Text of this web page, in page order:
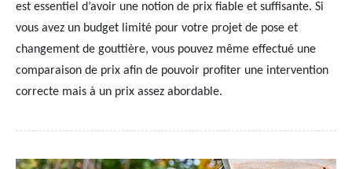
est essentiel d’avoir une notion de prix fiable et suffisante. Si
vous avez un budget limité pour votre projet de pose et
changement de gouttière, vous pouvez même effectué une
comparaison de prix afin de pouvoir profiter une intervention
correcte mais à un prix assez abordable.